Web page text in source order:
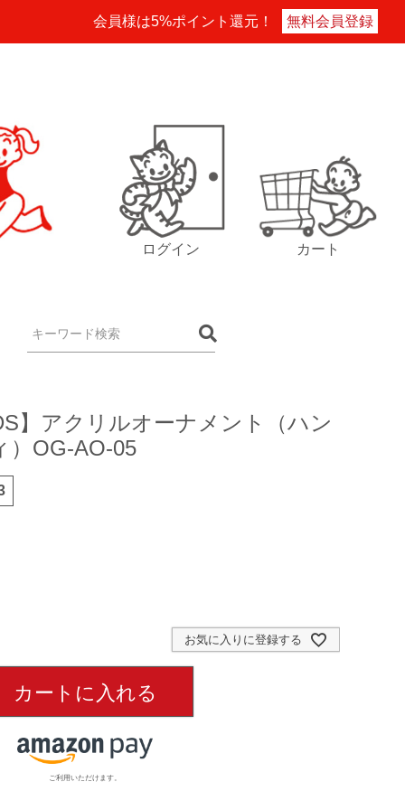
会員様は5%ポイント還元！ 無料会員登録
ログイン カート
】アクリルオーナメント（ハン
）OG-AO-05
お気に入りに登録する
カートに入れる
ご利用いただけます。